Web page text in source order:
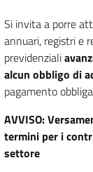
Si invita a porre
annuari, registri e
previdenziali
alcun obbligo di
pagamento
AVVISO:
termini per i
settore